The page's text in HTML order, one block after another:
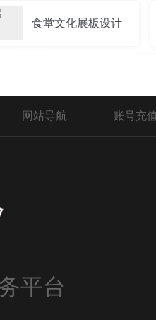
食堂文化展板设计
学校社团展板设计
网站导航 账号充
平台